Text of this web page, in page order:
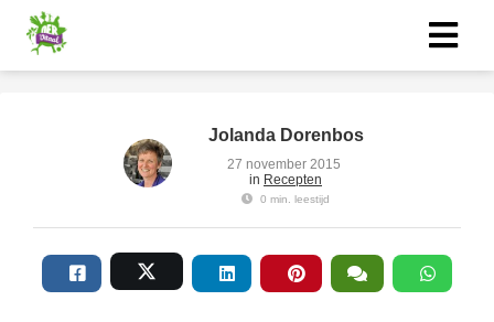
Jolanda Dorenbos
27 november 2015
in Recepten
0 min. leestijd